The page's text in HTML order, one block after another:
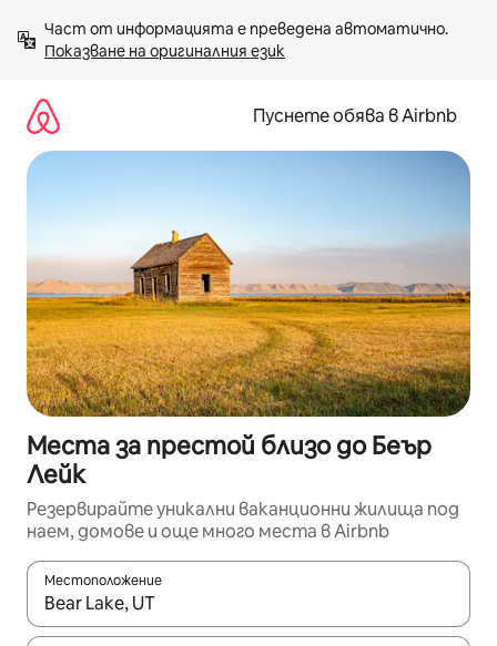
към
съдържанието
Показване на оригиналния език
Пуснете обява в Airbnb
Места за престой близо до Беър
Лейк
Резервирайте уникални ваканционни жилища под
наем, домове и още много места в Airbnb
Местоположение
Когато резултатите се покажат, използвайте